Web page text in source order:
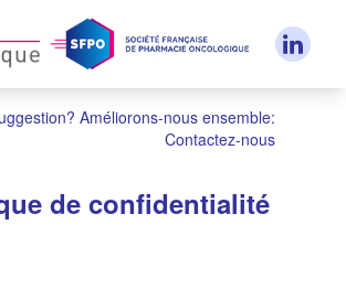
Améliorons-nous ensemble:
Contactez-nous
de confidentialité